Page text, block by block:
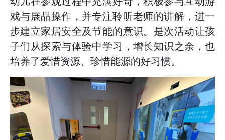
戏与展品操作，并专注聆听老师的讲解，进一
步建立家居安全及节能的意识。是次活动让孩
子们从探索与体验中学习，增长知识之余，也
培养了爱惜资源、珍惜能源的好习惯。